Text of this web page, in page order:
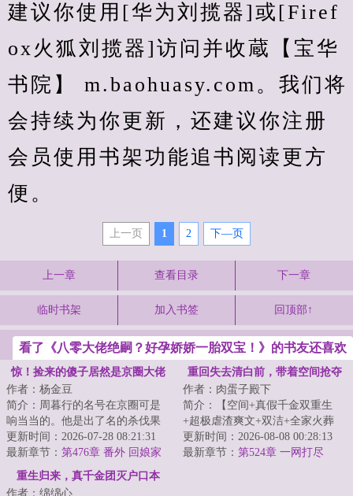
建议你使用[华为刘揽器]或[Firef
ox火狐刘揽器]访问并收蔵【宝华
书院】 m.baohuasy.com。我们将
会持续为你更新，还建议你注册
会员使用书架功能追书阅读更方
便。
上一页 1 2 下—页
上一章 查看目录 下一章
临时书架 加入书签 回顶部↑
看了《八零大佬绝嗣？好孕娇娇一胎双宝！》的书友还喜欢
看
惊！捡来的傻子居然是京圈大佬
作者：杨金豆
简介：周暮行的名号在京圈可是
响当当的。他是出了名的杀伐果
断，腹黑无情，在一众兄弟里
面，优秀到让人望...
更新时间：2026-07-28 08:21:31
最新章节： 第476章 番外 回娘家
（下）
重回失去清白前，带着空间抢夺
江山
作者：肉蛋子殿下
简介：【空间+真假千金双重生
+超极虐渣爽文+双洁+全家火葬
场】&lt;br/&gt;【白切黑、貌美绝
伦贵女+禁欲、...
更新时间：2026-08-08 00:28:13
最新章节： 第524章 一网打尽
重生归来，真千金团灭户口本
作者：绵绵心